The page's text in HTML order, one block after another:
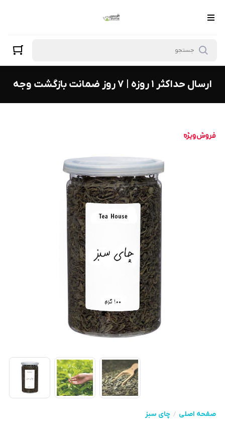
ارسال حداکثر ۱ روزه | ۷ روز ضمانت بازگشت وجه
صفحه اصلی چای سبز